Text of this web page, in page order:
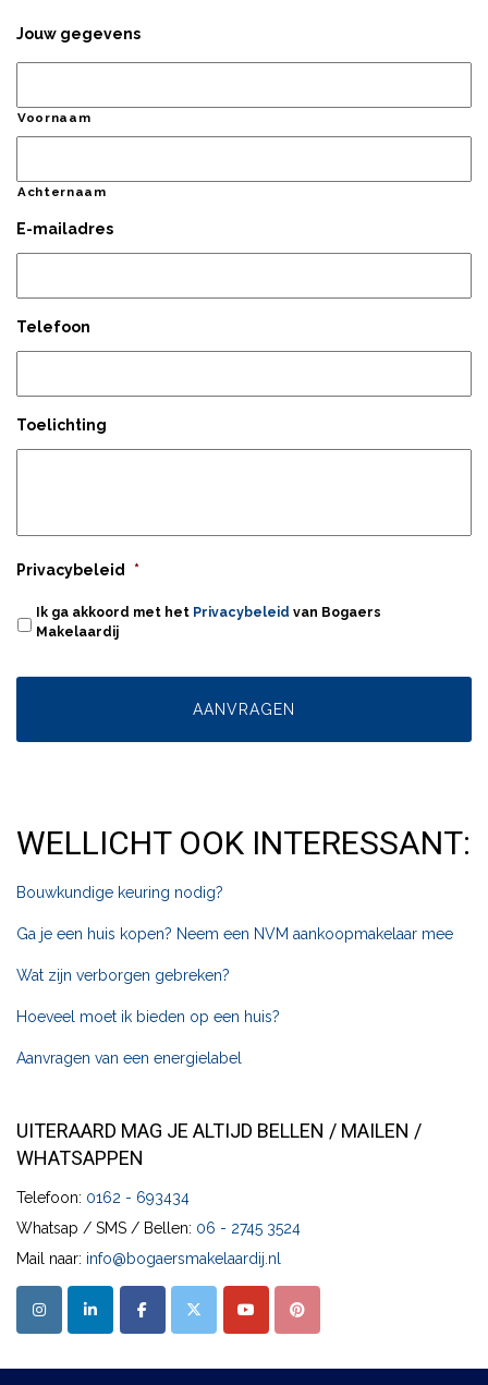
Jouw gegevens
Voornaam
Achternaam
E-mailadres
Telefoon
Toelichting
Privacybeleid *
Ik ga akkoord met het Privacybeleid van Bogaers
Makelaardij
WELLICHT OOK INTERESSANT:
Bouwkundige keuring nodig?
Ga je een huis kopen? Neem een NVM aankoopmakelaar mee
Wat zijn verborgen gebreken?
Hoeveel moet ik bieden op een huis?
Aanvragen van een energielabel
UITERAARD MAG JE ALTIJD BELLEN / MAILEN /
WHATSAPPEN
Telefoon: 0162 - 693434
Whatsap / SMS / Bellen: 06 - 2745 3524
Mail naar: info@bogaersmakelaardij.nl